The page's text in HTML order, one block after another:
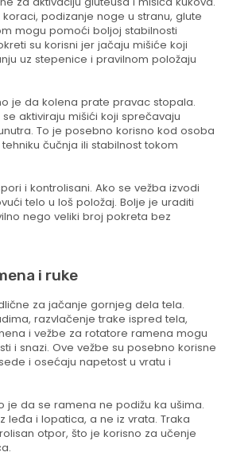
podizanje noge u stranu, glute
mogu pomoći boljoj stabilnosti
su korisni jer jačaju mišiće koji
uz stepenice i pravilnom položaju
je da kolena prate pravac stopala.
aktiviraju mišići koji sprečavaju
To je posebno korisno kod osoba
čučnja ili stabilnost tokom
i kontrolisani. Ako se vežba izvodi
telo u loš položaj. Bolje je uraditi
nego veliki broj pokreta bez
i ruke
za jačanje gornjeg dela tela.
razvlačenje trake ispred tela,
i vežbe za rotatore ramena mogu
i snazi. Ove vežbe su posebno korisne
i osećaju napetost u vratu i
je da se ramena ne podižu ka ušima.
leđa i lopatica, a ne iz vrata. Traka
otpor, što je korisno za učenje